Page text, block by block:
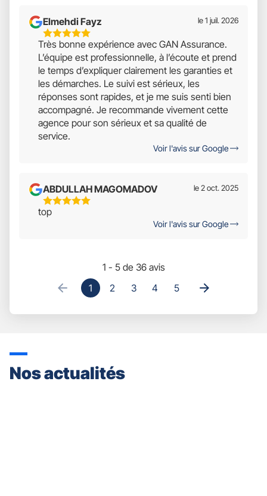
Elmehdi Fayz
5
Étoiles
Sur
5
le 1 juil. 2026
Très bonne expérience avec GAN Assurance.
L’équipe est professionnelle, à l’écoute et prend
le temps d’expliquer clairement les garanties et
les démarches. Le suivi est sérieux, les
réponses sont rapides, et je me suis senti bien
accompagné. Je recommande vivement cette
agence pour son sérieux et sa qualité de
service.
Voir l'avis sur Google
ABDULLAH MAGOMADOV
5
Étoiles
le 2 oct. 2025
top
Voir l'avis sur Google
1 - 5 de 36 avis
1
2 3 4 5
Nos actualités